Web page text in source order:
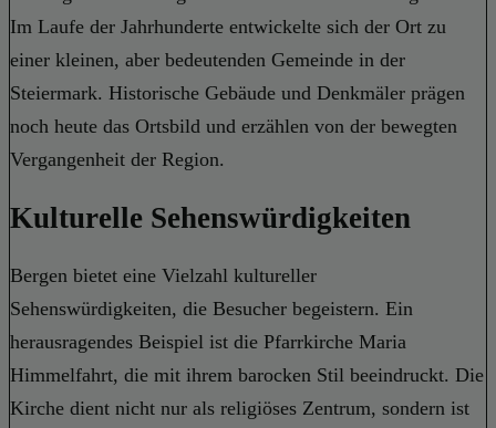
Im Laufe der Jahrhunderte entwickelte sich der Ort zu
einer kleinen, aber bedeutenden Gemeinde in der
Steiermark. Historische Gebäude und Denkmäler prägen
noch heute das Ortsbild und erzählen von der bewegten
Vergangenheit der Region.
Kulturelle Sehenswürdigkeiten
Bergen bietet eine Vielzahl kultureller
Sehenswürdigkeiten, die Besucher begeistern. Ein
herausragendes Beispiel ist die Pfarrkirche Maria
Himmelfahrt, die mit ihrem barocken Stil beeindruckt. Die
Kirche dient nicht nur als religiöses Zentrum, sondern ist